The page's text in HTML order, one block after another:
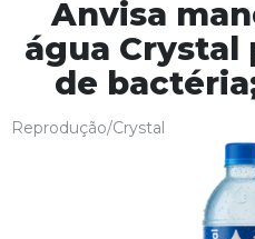
Anvisa
água Crystal
de
Reprodução/Crystal